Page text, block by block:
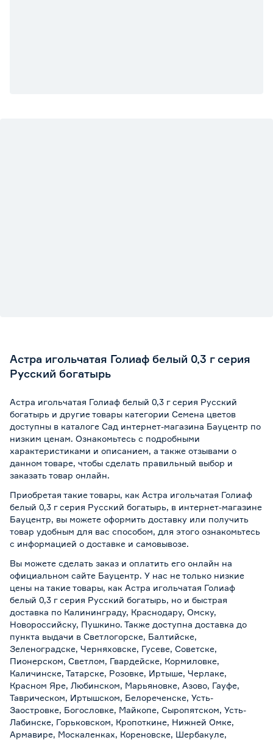
Астра игольчатая Голиаф белый 0,3 г серия
Русский богатырь
Астра игольчатая Голиаф белый 0,3 г серия Русский
богатырь и другие товары категории Семена цветов
доступны в каталоге Сад интернет-магазина Бауцентр по
низким ценам. Ознакомьтесь с подробными
характеристиками и описанием, а также отзывами о
данном товаре, чтобы сделать правильный выбор и
заказать товар онлайн.
Приобретая такие товары, как Астра игольчатая Голиаф
белый 0,3 г серия Русский богатырь, в интернет-магазине
Бауцентр, вы можете оформить доставку или получить
товар удобным для вас способом, для этого ознакомьтесь
с информацией о доставке и самовывозе.
Вы можете сделать заказ и оплатить его онлайн на
официальном сайте Бауцентр. У нас не только низкие
цены на такие товары, как Астра игольчатая Голиаф
белый 0,3 г серия Русский богатырь, но и быстрая
доставка по Калининграду, Краснодару, Омску,
Новороссийску, Пушкино. Также доступна доставка до
пункта выдачи в Светлогорске, Балтийске,
Зеленоградске, Черняховске, Гусеве, Советске,
Пионерском, Светлом, Гвардейске, Кормиловке,
Каличинске, Татарске, Розовке, Иртыше, Черлаке,
Красном Яре, Любинском, Марьяновке, Азово, Гауфе,
Таврическом, Иртышском, Белореченске, Усть-
Заостровке, Богословке, Майкопе, Сыропятском, Усть-
Лабинске, Горьковском, Кропоткине, Нижней Омке,
Армавире, Москаленках, Кореновске, Шербакуле,